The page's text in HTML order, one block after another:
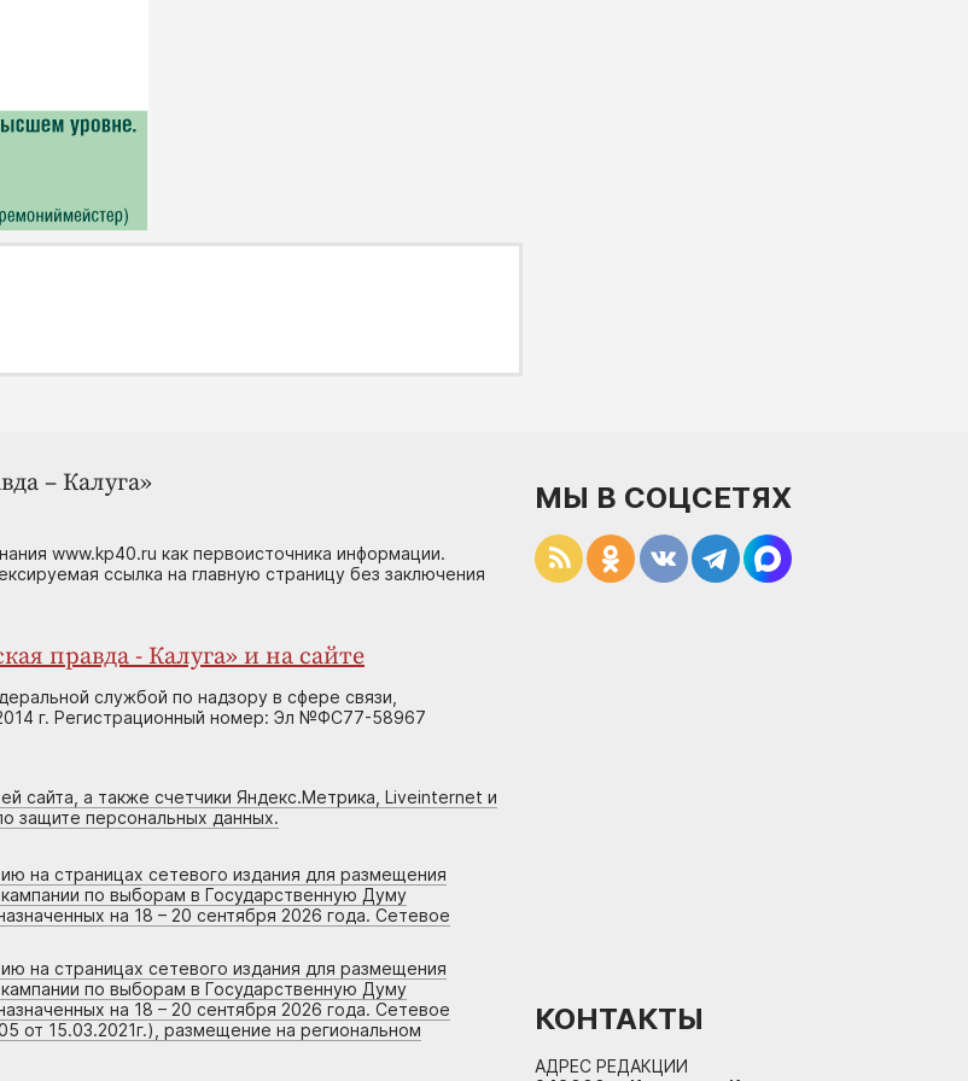
– Калуга»
www.kp40.ru как первоисточника информации.
ссылка на главную страницу без заключения
правда - Калуга» и на сайте
службой по надзору в сфере связи,
г. Регистрационный номер: Эл №ФС77-58967
сайта, а также счетчики Яндекс.Метрика, Liveinternet и
защите персональных данных.
на страницах сетевого издания для размещения
по выборам в Государственную Думу
на 18 – 20 сентября 2026 года. Сетевое
на страницах сетевого издания для размещения
по выборам в Государственную Думу
на 18 – 20 сентября 2026 года. Сетевое
от 15.03.2021г.), размещение на региональном
МЫ В СОЦСЕТЯХ
КОНТАКТЫ
АДРЕС РЕДАКЦИИ